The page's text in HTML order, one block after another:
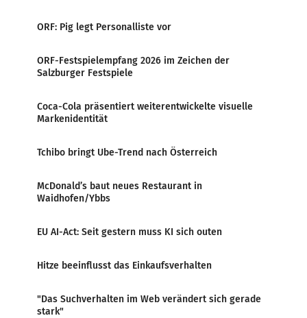
ORF: Pig legt Personalliste vor
ORF-Festspielempfang 2026 im Zeichen der
Salzburger Festspiele
Coca-Cola präsentiert weiterentwickelte visuelle
Markenidentität
Tchibo bringt Ube-Trend nach Österreich
McDonald’s baut neues Restaurant in
Waidhofen/Ybbs
EU AI-Act: Seit gestern muss KI sich outen
Hitze beeinflusst das Einkaufsverhalten
"Das Suchverhalten im Web verändert sich gerade
stark"